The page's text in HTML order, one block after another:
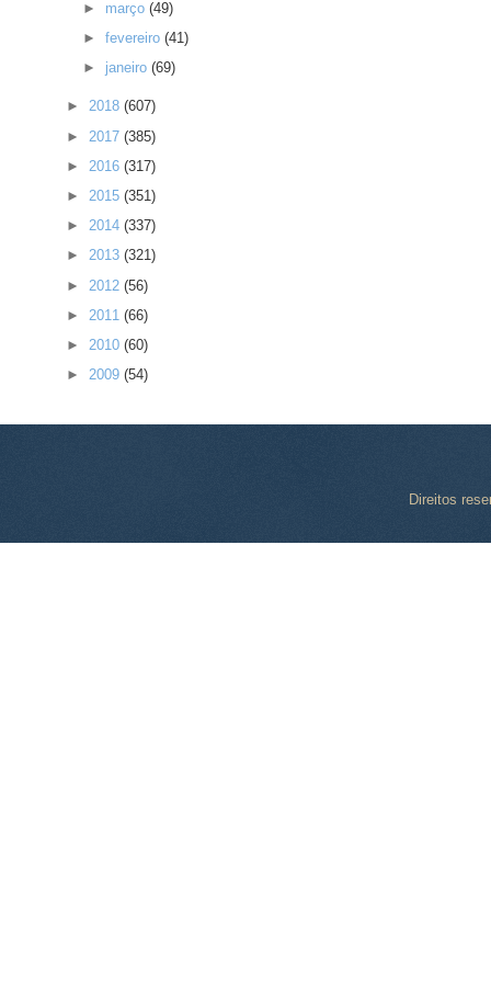
► março(49)
►fevereiro(41)
► janeiro(69)
► 2018 (607)
► 2017 (385)
► 2016 (317)
► 2015 (351)
► 2014 (337)
► 2013 (321)
► 2012 (56)
► 2011 (66)
► 2010 (60)
► 2009 (54)
Direitos